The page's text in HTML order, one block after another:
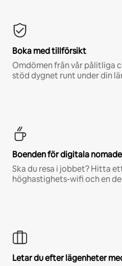
Boka med tillförsikt
Omdömen från vår pålitliga
stöd dygnet runt under din
Boenden för digitala
Ska du resa i jobbet? Hitta
höghastighets-wifi och en
Letar du efter lägenheter